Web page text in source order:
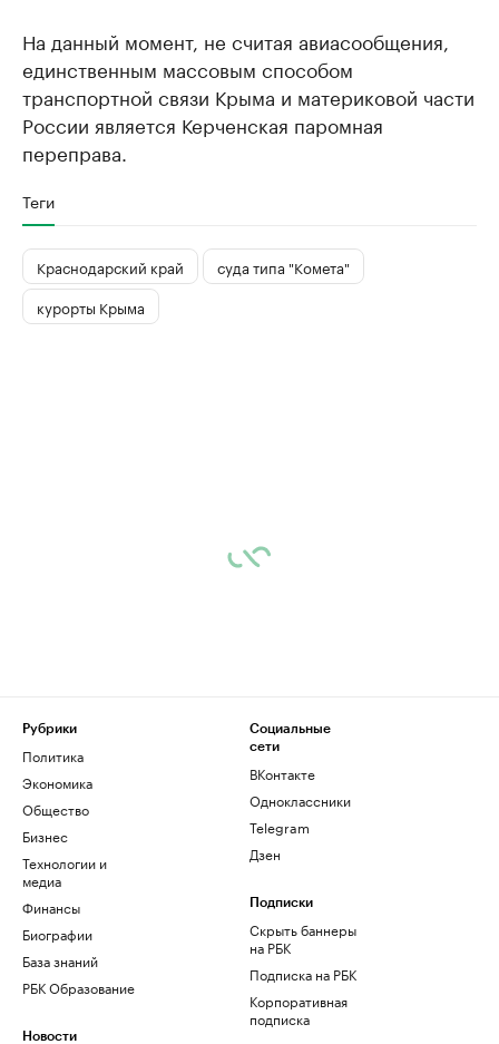
На данный момент, не считая авиасообщения,
единственным массовым способом
транспортной связи Крыма и материковой части
России является Керченская паромная
переправа.
Теги
Краснодарский край
суда типа "Комета"
курорты Крыма
Рубрики
Политика
Экономика
Общество
Бизнес
Технологии и
медиа
Финансы
Биографии
База знаний
РБК Образование
Новости
Социальные
сети
ВКонтакте
Одноклассники
Telegram
Дзен
Подписки
Скрыть баннеры
на РБК
Подписка на РБК
Корпоративная
подписка